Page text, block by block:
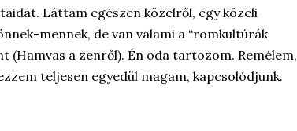
Láttam egészen közelről, egy közeli
mennek, de van valami a “romkultúrák
a zenről). Én oda tartozom. Remélem,
teljesen egyedül magam, kapcsolódjunk.